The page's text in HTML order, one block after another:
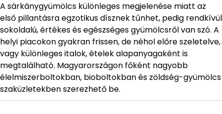
A sárkánygyümölcs különleges megjelenése miatt az
első pillantásra egzotikus dísznek tűnhet, pedig rendkívül
sokoldalú, értékes és egészséges gyümölcsről van szó. A
helyi piacokon gyakran frissen, de néhol előre szeletelve,
vagy különleges italok, ételek alapanyagaként is
megtalálható. Magyarországon főként nagyobb
élelmiszerboltokban, bioboltokban és zöldség-gyümölcs
szaküzletekben szerezhető be.